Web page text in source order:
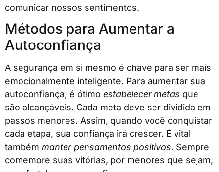
comunicar nossos sentimentos.
Métodos para Aumentar a
Autoconfiança
A segurança em si mesmo é chave para ser mais
emocionalmente inteligente. Para aumentar sua
autoconfiança, é ótimo estabelecer metas que
são alcançáveis. Cada meta deve ser dividida em
passos menores. Assim, quando você conquistar
cada etapa, sua confiança irá crescer. É vital
também manter pensamentos positivos. Sempre
comemore suas vitórias, por menores que sejam,